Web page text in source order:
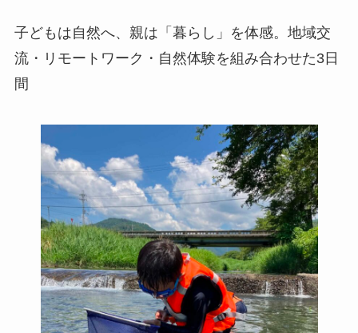
子どもは自然へ、親は「暮らし」を体感。地域交
流・リモートワーク・自然体験を組み合わせた3日
間